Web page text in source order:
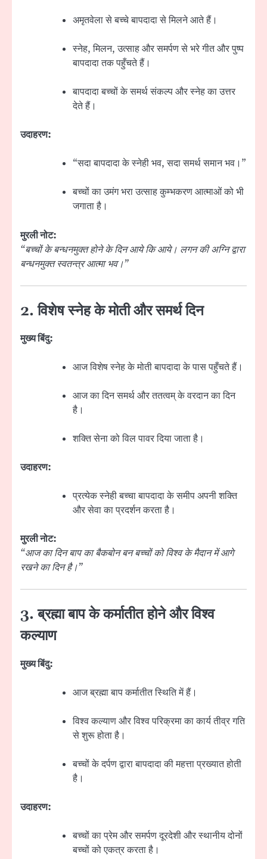
अमृतवेला से बच्चे बापदादा से मिलने आते हैं।
स्नेह, मिलन, उत्साह और समर्पण से भरे गीत और पुष्प
बापदादा तक पहुँचते हैं।
बापदादा बच्चों के समर्थ संकल्प और स्नेह का उत्तर
देते हैं।
उदाहरण:
“सदा बापदादा के स्नेही भव, सदा समर्थ समान भव।”
बच्चों का उमंग भरा उत्साह कुम्भकरण आत्माओं को भी
जगाता है।
मुरली नोट:
“बच्चों के बन्धनमुक्त होने के दिन आये कि आये। लगन की अग्नि द्वारा
बन्धनमुक्त स्वतन्त्र आत्मा भव।”
2. विशेष स्नेह के मोती और समर्थ दिन
मुख्य बिंदु:
आज विशेष स्नेह के मोती बापदादा के पास पहुँचते हैं।
आज का दिन समर्थ और ततत्वम् के वरदान का दिन
है।
शक्ति सेना को विल पावर दिया जाता है।
उदाहरण:
प्रत्येक स्नेही बच्चा बापदादा के समीप अपनी शक्ति
और सेवा का प्रदर्शन करता है।
मुरली नोट:
“आज का दिन बाप का बैकबोन बन बच्चों को विश्व के मैदान में आगे
रखने का दिन है।”
3. ब्रह्मा बाप के कर्मातीत होने और विश्व
कल्याण
मुख्य बिंदु:
आज ब्रह्मा बाप कर्मातीत स्थिति में हैं।
विश्व कल्याण और विश्व परिक्रमा का कार्य तीव्र गति
से शुरू होता है।
बच्चों के दर्पण द्वारा बापदादा की महत्ता प्रख्यात होती
है।
उदाहरण:
बच्चों का प्रेम और समर्पण दूरदेशी और स्थानीय दोनों
बच्चों को एकत्र करता है।